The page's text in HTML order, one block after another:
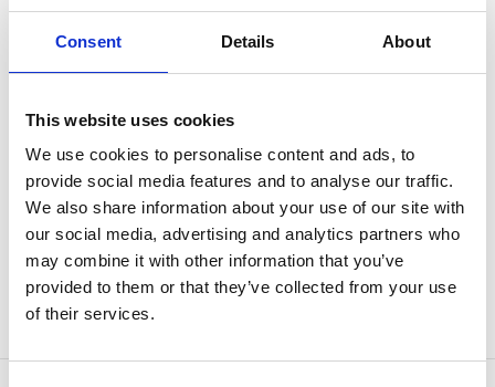
Consent Details About
This website uses cookies
We use cookies to personalise content and ads, to
provide social media features and to analyse our traffic.
We also share information about your use of our site with
our social media, advertising and analytics partners who
may combine it with other information that you’ve
provided to them or that they’ve collected from your use
of their services.
Ett frieri. En födelsedag. En vänskap. En matchvinst.
Ett nytt jobb. Mer glädje i vardagspusslet. Stort som
smått, det finns alltid anledningar till att fira något
lagkompisar.
Restaurang Skåål öppnade hösten 2021 i hörnet på
Estrad. Menyn är bred och här finns bland annat
skaldjursplatå, asiatiska smaker samt ost och chark.
Känslan är modern och på kvällarna arrangeras Live-
uppträdanden och Quiz.